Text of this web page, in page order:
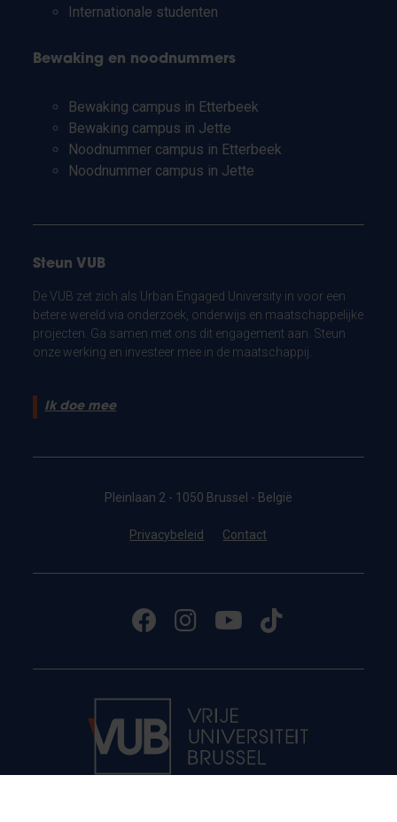
Internationale studenten
Bewaking en noodnummers
Bewaking campus in Etterbeek
Bewaking campus in Jette
Noodnummer campus in Etterbeek
Noodnummer campus in Jette
Steun VUB
De VUB zet zich als Urban Engaged University in voor een
betere wereld via onderzoek, onderwijs en maatschappelijke
projecten. Ga samen met ons dit engagement aan. Steun
onze werking en investeer mee in de maatschappij.
Ik doe mee
Pleinlaan 2 - 1050 Brussel - België
Privacybeleid Contact